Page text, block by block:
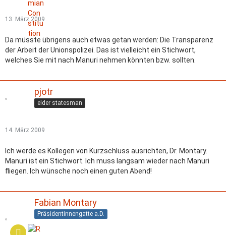
13. März 2009
Da müsste übrigens auch etwas getan werden: Die Transparenz
der Arbeit der Unionspolizei. Das ist vielleicht ein Stichwort,
welches Sie mit nach Manuri nehmen könnten bzw. sollten.
pjotr
elder statesman
14. März 2009
Ich werde es Kollegen von Kurzschluss ausrichten, Dr. Montary.
Manuri ist ein Stichwort. Ich muss langsam wieder nach Manuri
fliegen. Ich wünsche noch einen guten Abend!
Fabian Montary
Präsidentinnengatte a.D.